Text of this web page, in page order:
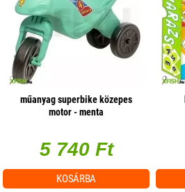
műanyag superbike közepes
motor - menta
5 740 Ft
KOSÁRBA